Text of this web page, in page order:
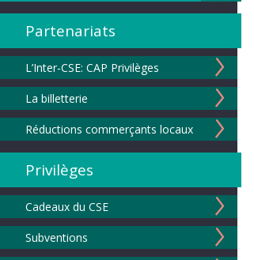
Partenariats
L’Inter-CSE: CAP Privilèges
La billetterie
Réductions commerçants locaux
Privilèges
Cadeaux du CSE
Subventions